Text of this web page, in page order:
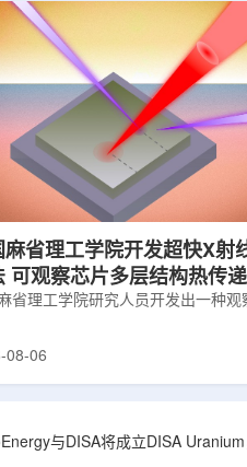
麻省理工学院开发超快X射
可观察芯片多层结构热传递
省理工学院研究人员开发出一种观
缩小、功率密度持续提高，器件过
对真实电子器件的多层结构时存在局
用的时域热反射法难以区分不同材料
08-06
与DISA将成立DISA